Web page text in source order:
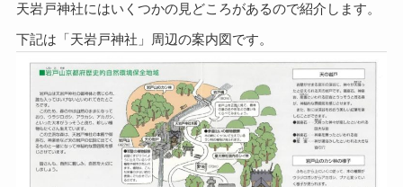
天岩戸神社にはいくつかの見どころがあるので紹介します。
下記は「天岩戸神社」周辺の案内図です。